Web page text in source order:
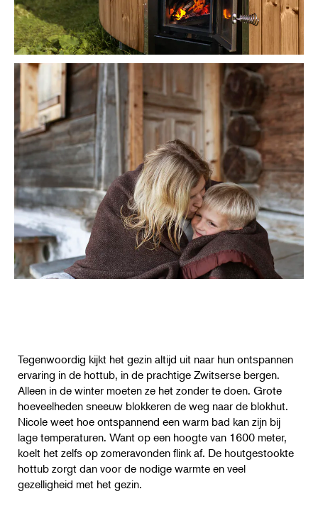
Tegenwoordig kijkt het gezin altijd uit naar hun ontspannen
ervaring in de hottub, in de prachtige Zwitserse bergen.
Alleen in de winter moeten ze het zonder te doen. Grote
hoeveelheden sneeuw blokkeren de weg naar de blokhut.
Nicole weet hoe ontspannend een warm bad kan zijn bij
lage temperaturen. Want op een hoogte van 1600 meter,
koelt het zelfs op zomeravonden flink af. De houtgestookte
hottub zorgt dan voor de nodige warmte en veel
gezelligheid met het gezin.